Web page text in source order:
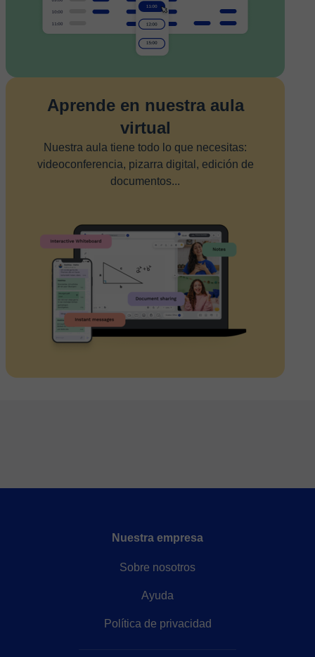
Aprende en nuestra aula
virtual
Nuestra aula tiene todo lo que necesitas:
videoconferencia, pizarra digital, edición de
documentos...
Nuestra empresa
Sobre nosotros
Ayuda
Política de privacidad